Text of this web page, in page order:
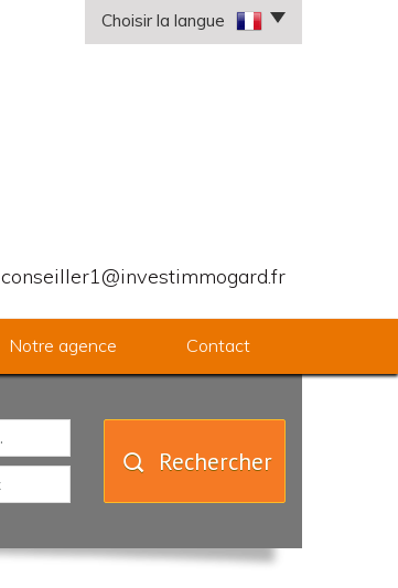
Choisir la langue
conseiller1@investimmogard.fr
Notre agence Contact
Rechercher